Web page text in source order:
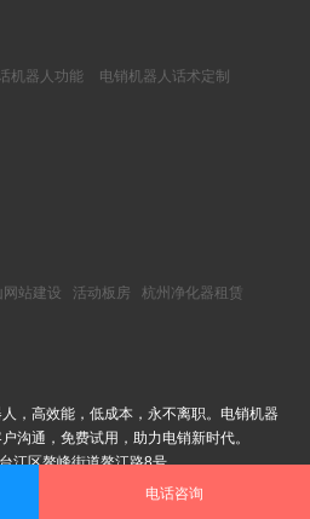
机器人功能
电销机器人话术定制
网站建设 活动板房 杭州净化器租赁
，高效能，低成本，永不离职。电销机器
沟通，免费试用，助力电销新时代。
江区鳌峰街道鳌江路8号
州智创良品科技有限公司 版权所有
电话咨询